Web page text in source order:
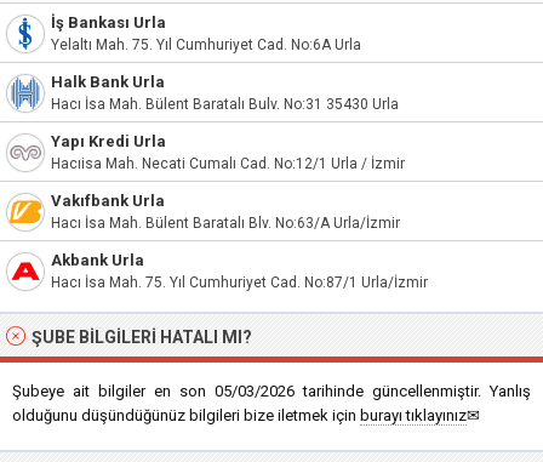
İş Bankası Urla
Yelaltı Mah. 75. Yıl Cumhuriyet Cad. No:6A Urla
Halk Bank Urla
Hacı İsa Mah. Bülent Baratalı Bulv. No:31 35430 Urla
Yapı Kredi Urla
Hacıisa Mah. Necati Cumalı Cad. No:12/1 Urla / İzmir
Vakıfbank Urla
Hacı İsa Mah. Bülent Baratalı Blv. No:63/A Urla/İzmir
Akbank Urla
Hacı İsa Mah. 75. Yıl Cumhuriyet Cad. No:87/1 Urla/İzmir
ŞUBE BILGILERI HATALI MI?
Şubeye ait bilgiler en son 05/03/2026 tarihinde güncellenmiştir. Yanlış
olduğunu düşündüğünüz bilgileri bize iletmek için burayı tıklayınız✉